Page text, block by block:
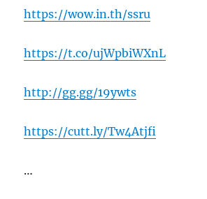
https://wow.in.th/ssru
https://t.co/ujWpbiWXnL
http://gg.gg/19ywts
https://cutt.ly/Tw4Atjfi
…